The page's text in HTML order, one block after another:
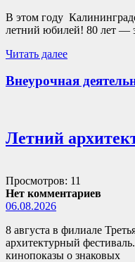
В этом году
летний юбилей! 80 лет —
Читать далее
Внеурочная
Летний
Просмотров: 11
Нет комментариев
06.08.2026
8 августа в филиале
архитектурный
кинопоказы о знаковых